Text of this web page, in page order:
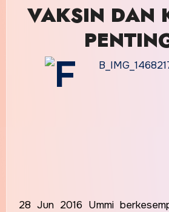
VAKSIN DAN
28 Jun 2016 Ummi